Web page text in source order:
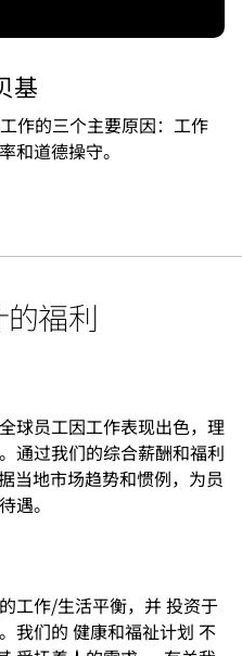
基
作的三个主要原因：工作
和道德操守。
福利
球员工因工作表现出色，理
通过我们的综合薪酬和福利
当地市场趋势和惯例，为员
遇。
工作/生活平衡，并 投资于
我们的 健康和福祉计划 不